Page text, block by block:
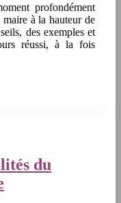
profondément
à la hauteur de
des exemples et
réussi, à la fois
du